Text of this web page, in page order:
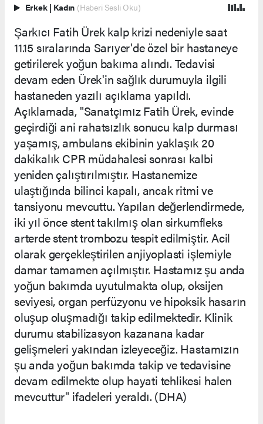
Erkek | Kadın (Haberi Sesli Oku)
Şarkıcı Fatih Ürek kalp krizi nedeniyle saat
11.15 sıralarında Sarıyer'de özel bir hastaneye
getirilerek yoğun bakıma alındı. Tedavisi
devam eden Ürek'in sağlık durumuyla ilgili
hastaneden yazılı açıklama yapıldı.
Açıklamada, "Sanatçımız Fatih Ürek, evinde
geçirdiği ani rahatsızlık sonucu kalp durması
yaşamış, ambulans ekibinin yaklaşık 20
dakikalık CPR müdahalesi sonrası kalbi
yeniden çalıştırılmıştır. Hastanemize
ulaştığında bilinci kapalı, ancak ritmi ve
tansiyonu mevcuttu. Yapılan değerlendirmede,
iki yıl önce stent takılmış olan sirkumfleks
arterde stent trombozu tespit edilmiştir. Acil
olarak gerçekleştirilen anjiyoplasti işlemiyle
damar tamamen açılmıştır. Hastamız şu anda
yoğun bakımda uyutulmakta olup, oksijen
seviyesi, organ perfüzyonu ve hipoksik hasarın
oluşup oluşmadığı takip edilmektedir. Klinik
durumu stabilizasyon kazanana kadar
gelişmeleri yakından izleyeceğiz. Hastamızın
şu anda yoğun bakımda takip ve tedavisine
devam edilmekte olup hayati tehlikesi halen
mevcuttur" ifadeleri yeraldı. (DHA)